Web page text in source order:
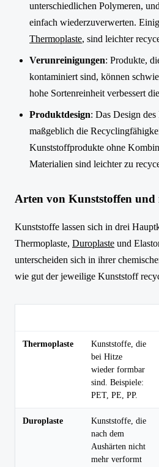
unterschiedlichen Polymeren,
einfach wiederzuverwerten.
Thermoplaste, sind leichter
Verunreinigungen: Produkte,
kontaminiert sind, können
hohe Sortenreinheit verbessert
Produktdesign: Das Design
maßgeblich die
Kunststoffprodukte ohne
Materialien sind leichter zu
Arten von Kunststoffen
Kunststoffe lassen sich in drei
Thermoplaste, Duroplaste und
unterscheiden sich in ihrer
wie gut der jeweilige Kunststoff
Thermoplaste
Kunststoffe, die
bei Hitze
wieder formbar
sind. Beispiele:
PET, PE, PP.
Duroplaste
Kunststoffe, die
nach dem
Aushärten nicht
mehr verformt